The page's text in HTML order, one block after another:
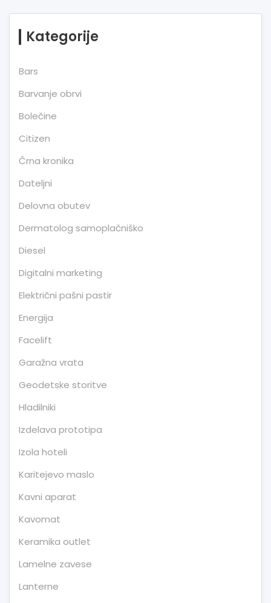
Kategorije
Bars
Barvanje obrvi
Bolečine
Citizen
Črna kronika
Dateljni
Delovna obutev
Dermatolog samoplačniško
Diesel
Digitalni marketing
Električni pašni pastir
Energija
Facelift
Garažna vrata
Geodetske storitve
Hladilniki
Izdelava prototipa
Izola hoteli
Karitejevo maslo
Kavni aparat
Kavomat
Keramika outlet
Lamelne zavese
Lanterne